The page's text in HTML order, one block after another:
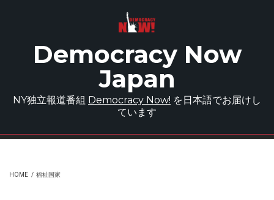
Democracy Now
Japan
NY独立報道番組 Democracy Now! を日本語でお届けし
ています
HOME / 福祉国家